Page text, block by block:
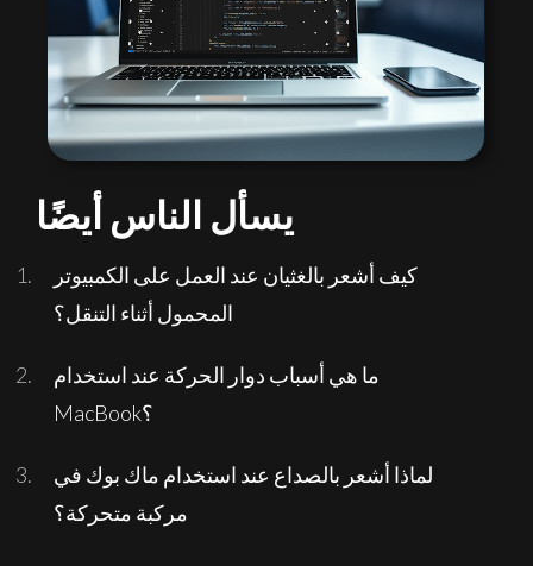
يسأل الناس أيضًا
كيف أشعر بالغثيان عند العمل على الكمبيوتر
المحمول أثناء التنقل؟
ما هي أسباب دوار الحركة عند استخدام
MacBook؟
لماذا أشعر بالصداع عند استخدام ماك بوك في
مركبة متحركة؟